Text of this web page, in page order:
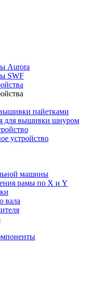
Aurora
SWF
пайетками
для вышивки шнуром
устройство
машины
рамы по X и Y
вала